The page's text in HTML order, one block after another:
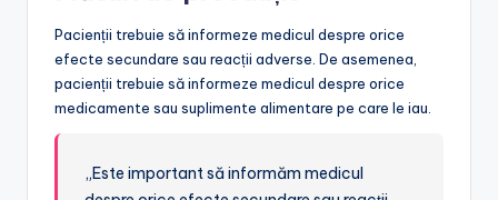
Pacienții trebuie să informeze medicul despre orice
efecte secundare sau reacții adverse. De asemenea,
pacienții trebuie să informeze medicul despre orice
medicamente sau suplimente alimentare pe care le iau.
„Este important să informăm medicul